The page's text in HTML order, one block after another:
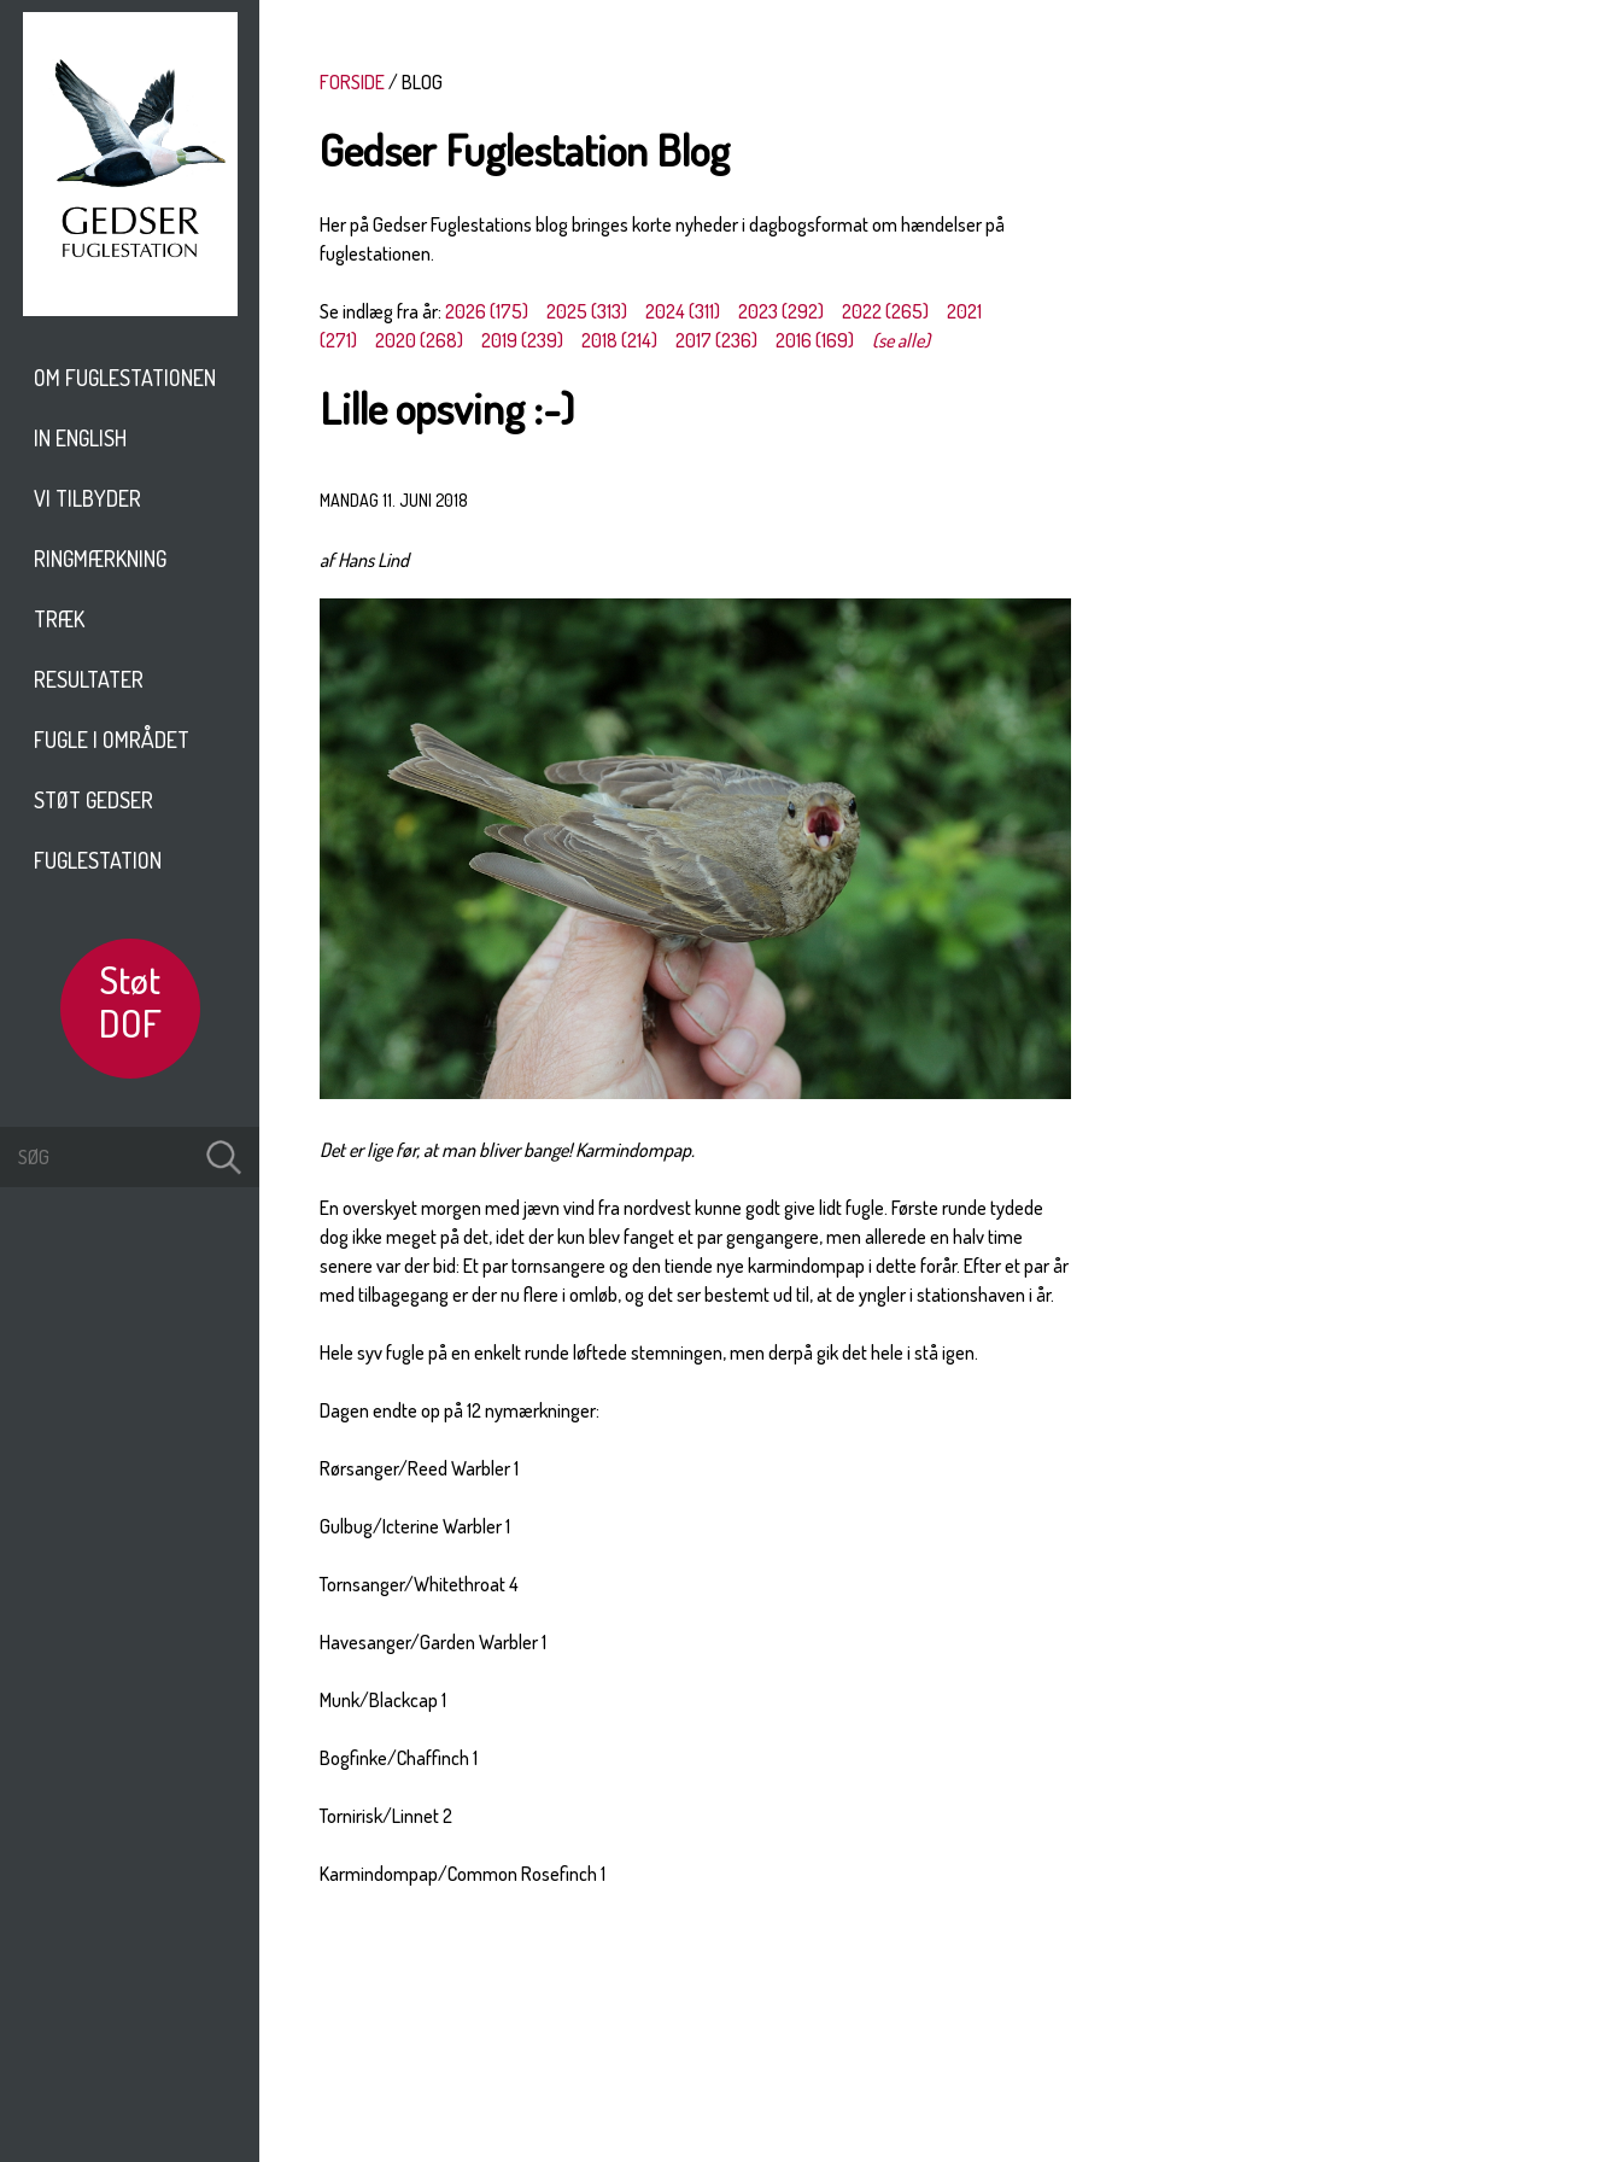
OM FUGLESTATIONEN
IN ENGLISH
VI TILBYDER
RINGMÆRKNING
TRÆK
RESULTATER
FUGLE I OMRÅDET
STØT GEDSER
FUGLESTATION
Støt
DOF
FORSIDE BLOG
Gedser Fuglestation Blog
Her på Gedser Fuglestations blog bringes korte nyheder i dagbogsformat om hændelser på
fuglestationen.
Se indlæg fra år:2026 (175) 2025 (313) 2024 (311) 2023 (292) 2022 (265)
2021
(271)
2020 (268) 2019 (239) 2018 (214) 2017 (236) 2016 (169) (se alle)
Lille opsving :-)
MANDAG 11. JUNI 2018
af Hans Lind
Det er lige før, at man bliver bange! Karmindompap.
En overskyet morgen med jævn vind fra nordvest kunne godt give lidt fugle. Første runde tydede
dog ikke meget på det, idet der kun blev fanget et par gengangere, men allerede en halv time
senere var der bid: Et par tornsangere og den tiende nye karmindompap i dette forår. Efter et par år
med tilbagegang er der nu flere i omløb, og det ser bestemt ud til, at de yngler i stationshaven i år.
Hele syv fugle på en enkelt runde løftede stemningen, men derpå gik det hele i stå igen.
Dagen endte op på 12 nymærkninger:
Rørsanger/Reed Warbler 1
Gulbug/Icterine Warbler 1
Tornsanger/Whitethroat 4
Havesanger/Garden Warbler 1
Munk/Blackcap 1
Bogfinke/Chaffinch 1
Tornirisk/Linnet 2
Karmindompap/Common Rosefinch 1